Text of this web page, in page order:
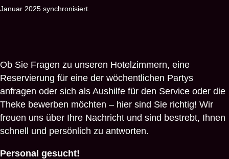
Januar 2025 synchronisiert.
Ob Sie Fragen zu unseren Hotelzimmern, eine
Reservierung für eine der wöchentlichen Partys
anfragen oder sich als Aushilfe für den Service oder die
Theke bewerben möchten – hier sind Sie richtig! Wir
freuen uns über Ihre Nachricht und sind bestrebt, Ihnen
schnell und persönlich zu antworten.
Personal gesucht!